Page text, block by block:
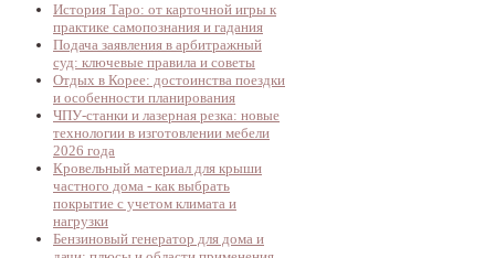
История Таро: от карточной игры к
практике самопознания и гадания
Подача заявления в арбитражный
суд: ключевые правила и советы
Отдых в Корее: достоинства поездки
и особенности планирования
ЧПУ-станки и лазерная резка: новые
технологии в изготовлении мебели
2026 года
Кровельный материал для крыши
частного дома - как выбрать
покрытие с учетом климата и
нагрузки
Бензиновый генератор для дома и